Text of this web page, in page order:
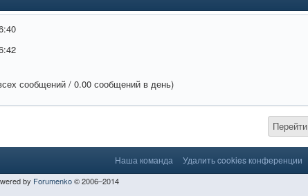
сообщений / 0.00 сообщений в день)
Перейти
Наша команда Удалить cookies конференции
by Forumenko© 2006–2014